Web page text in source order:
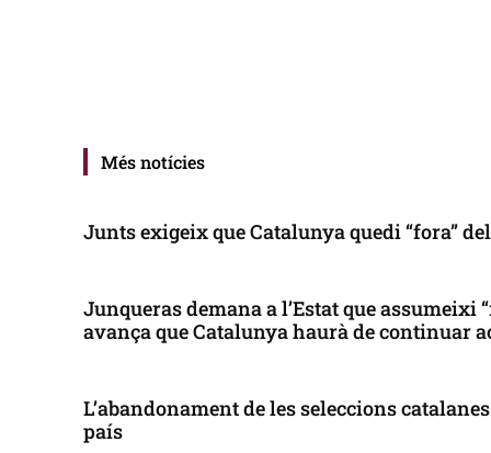
Més notícies
Junts exigeix que Catalunya quedi “fora”
Junqueras demana a l’Estat que assumeixi
avança que Catalunya haurà de continuar
L’abandonament de les seleccions
país